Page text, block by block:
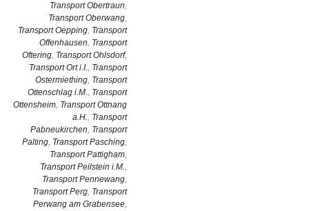
Transport Obertraun,
Transport Oberwang,
Transport Oepping, Transport
Offenhausen, Transport
Oftering, Transport Ohlsdorf,
Transport Ort i.I., Transport
Ostermiething, Transport
Ottenschlag i.M., Transport
Ottensheim, Transport Ottnang
a.H., Transport
Pabneukirchen, Transport
Palting, Transport Pasching,
Transport Pattigham,
Transport Peilstein i.M.,
Transport Pennewang,
Transport Perg, Transport
Perwang am Grabensee,